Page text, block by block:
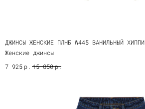
ДЖИНСЫ ЖЕНСКИЕ ПЛНБ W445 ВАНИЛЬНЫЙ ХИППИ
Женские джинсы
7 925 р. 15 850р.